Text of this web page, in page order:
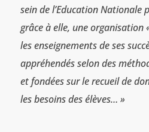
sein de l’Education Nationale
grâce à elle, une
les enseignements de ses
appréhendés selon des
et fondées sur le recueil de
les besoins des élèves… »